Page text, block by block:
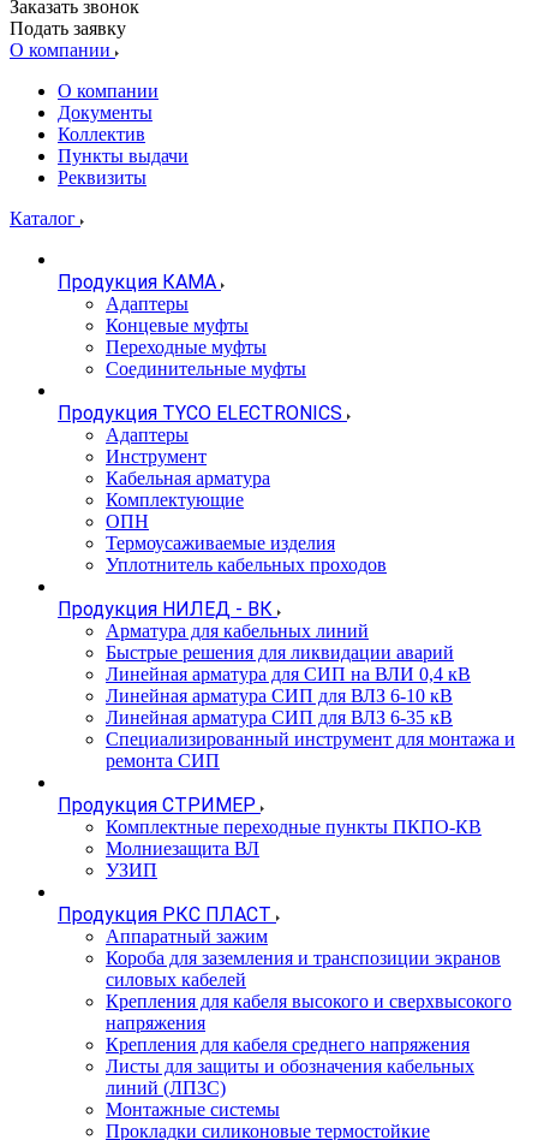
Заказать звонок
Подать заявку
О компании
О компании
Документы
Коллектив
Пункты выдачи
Реквизиты
Каталог
Продукция КАМА
Адаптеры
Концевые муфты
Переходные муфты
Соединительные муфты
Продукция TYCO ELECTRONICS
Адаптеры
Инструмент
Кабельная арматура
Комплектующие
ОПН
Термоусаживаемые изделия
Уплотнитель кабельных проходов
Продукция НИЛЕД - ВК
Арматура для кабельных линий
Быстрые решения для ликвидации аварий
Линейная арматура для СИП на ВЛИ 0,4 кВ
Линейная арматура СИП для ВЛЗ 6-10 кВ
Линейная арматура СИП для ВЛЗ 6-35 кВ
Специализированный инструмент для монтажа и
ремонта СИП
Продукция СТРИМЕР
Комплектные переходные пункты ПКПО-КВ
Молниезащита ВЛ
УЗИП
Продукция РКС ПЛАСТ
Аппаратный зажим
Короба для заземления и транспозиции экранов
силовых кабелей
Крепления для кабеля высокого и сверхвысокого
напряжения
Крепления для кабеля среднего напряжения
Листы для защиты и обозначения кабельных
линий (ЛПЗС)
Монтажные системы
Прокладки силиконовые термостойкие